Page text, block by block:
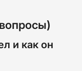
и как он